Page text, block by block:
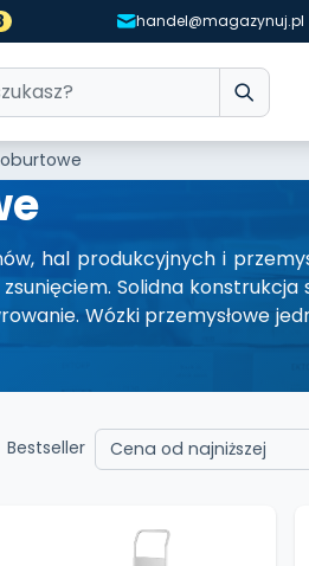
handel@magazynuj.pl
hal produkcyjnych i
Solidna konstrukcja
Wózki przemysłowe
Bestseller